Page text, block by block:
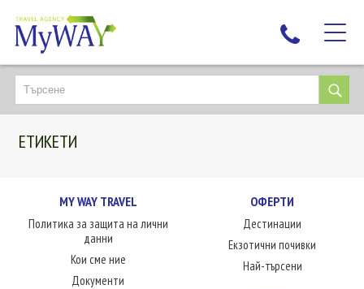
НАЙ-ТЪРСЕНИ
ДЕСТИНАЦИИ
ЕКЗОТИЧНИ ПОЧИВКИ
НОВА ГОДИНА
ПЪТУВАЙТЕ С ДЕЦА
ЛЮБОПИТНО
ЕТИКЕТИ
MY WAY TRAVEL
Политика за защита на лични
данни
Кои сме ние
Документи
ОФЕРТИ
Дестинации
Екзотични почивки
Най-търсени